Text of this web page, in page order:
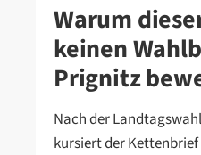
Warum
keinen
Prignitz
Nach der
kursiert der